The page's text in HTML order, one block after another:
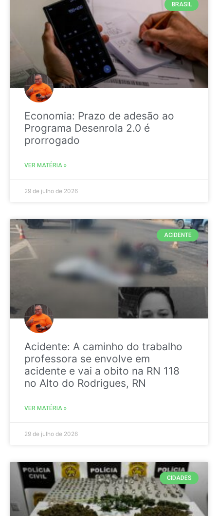
BRASIL
Economia: Prazo de adesão ao
Programa Desenrola 2.0 é
prorrogado
VER MATÉRIA »
29 de julho de 2026
ACIDENTE
Acidente: A caminho do trabalho
professora se envolve em
acidente e vai a obito na RN 118
no Alto do Rodrigues, RN
VER MATÉRIA »
29 de julho de 2026
CIDADES